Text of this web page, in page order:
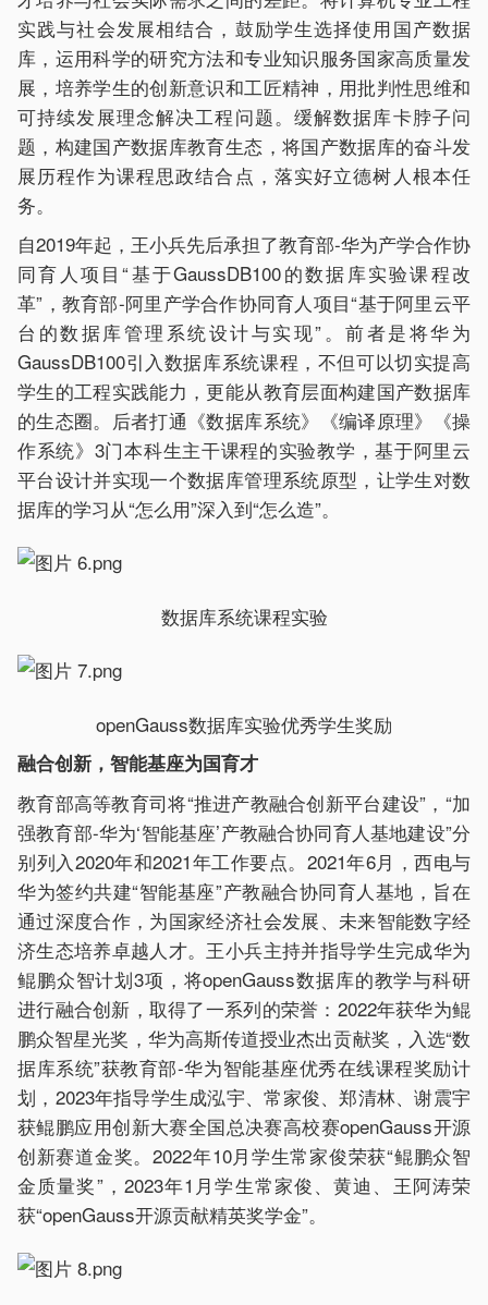
实践与社会发展相结合，鼓励学生选择使用国产数据
库，运用科学的研究方法和专业知识服务国家高质量发
展，培养学生的创新意识和工匠精神，用批判性思维和
可持续发展理念解决工程问题。缓解数据库卡脖子问
题，构建国产数据库教育生态，将国产数据库的奋斗发
展历程作为课程思政结合点，落实好立德树人根本任
务。
自2019年起，王小兵先后承担了教育部-华为产学合作协
同育人项目“基于GaussDB100的数据库实验课程改
革”，教育部-阿里产学合作协同育人项目“基于阿里云平
台的数据库管理系统设计与实现”。前者是将华为
GaussDB100引入数据库系统课程，不但可以切实提高
学生的工程实践能力，更能从教育层面构建国产数据库
的生态圈。后者打通《数据库系统》《编译原理》《操
作系统》3门本科生主干课程的实验教学，基于阿里云
平台设计并实现一个数据库管理系统原型，让学生对数
据库的学习从“怎么用”深入到“怎么造”。
数据库系统课程实验
openGauss数据库实验优秀学生奖励
融合创新，智能基座为国育才
教育部高等教育司将“推进产教融合创新平台建设”，“加
强教育部-华为‘智能基座’产教融合协同育人基地建设”分
别列入2020年和2021年工作要点。2021年6月，西电与
华为签约共建“智能基座”产教融合协同育人基地，旨在
通过深度合作，为国家经济社会发展、未来智能数字经
济生态培养卓越人才。王小兵主持并指导学生完成华为
鲲鹏众智计划3项，将openGauss数据库的教学与科研
进行融合创新，取得了一系列的荣誉：2022年获华为鲲
鹏众智星光奖，华为高斯传道授业杰出贡献奖，入选“数
据库系统”获教育部-华为智能基座优秀在线课程奖励计
划，2023年指导学生成泓宇、常家俊、郑清林、谢震宇
获鲲鹏应用创新大赛全国总决赛高校赛openGauss开源
创新赛道金奖。2022年10月学生常家俊荣获“鲲鹏众智
金质量奖”，2023年1月学生常家俊、黄迪、王阿涛荣
获“openGauss开源贡献精英奖学金”。